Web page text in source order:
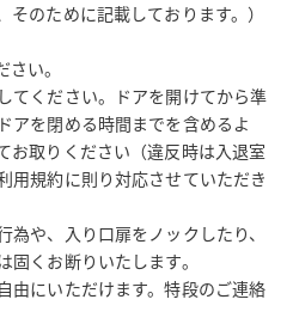
さい。
ースの予約状況、決済（領収書・
せは、直接予約サイトまで問い
new?
時が元より後となる場合、ご予
又はご利用料金が元より少額とな
。
のために記載しております。）
い。
てください。ドアを開けてから準
アを閉める時間までを含めるよ
お取りください（違反時は入退室
用規約に則り対応させていただき
為や、入り口扉をノックしたり、
くお断りいたします。
由にいただけます。特段のご連絡